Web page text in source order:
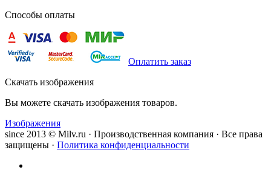
Способы оплаты
Оплатить заказ
Скачать изображения
Вы можете скачать изображения товаров.
Изображения
since 2013 © Milv.ru · Производственная компания · Все права
защищены · Политика конфиденциальности